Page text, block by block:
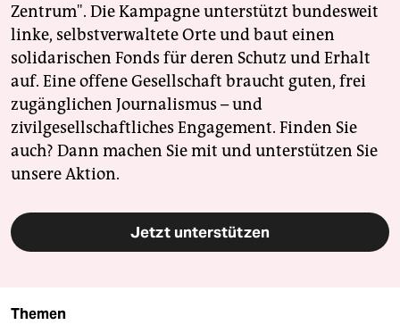
Zentrum". Die Kampagne unterstützt bundesweit
linke, selbstverwaltete Orte und baut einen
solidarischen Fonds für deren Schutz und Erhalt
auf. Eine offene Gesellschaft braucht guten, frei
zugänglichen Journalismus – und
zivilgesellschaftliches Engagement. Finden Sie
auch? Dann machen Sie mit und unterstützen Sie
unsere Aktion.
Jetzt unterstützen
Themen